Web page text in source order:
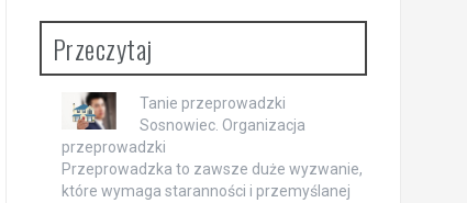
Przeczytaj
Tanie przeprowadzki
Sosnowiec. Organizacja
przeprowadzki
Przeprowadzka to zawsze duże wyzwanie,
które wymaga staranności i przemyślanej